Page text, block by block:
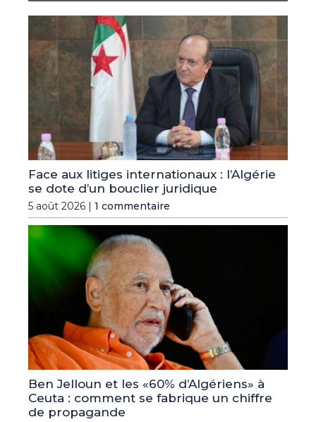
Face aux litiges internationaux : l’Algérie
se dote d’un bouclier juridique
5 août 2026 | 1 commentaire
Ben Jelloun et les «60% d’Algériens» à
Ceuta : comment se fabrique un chiffre
de propagande